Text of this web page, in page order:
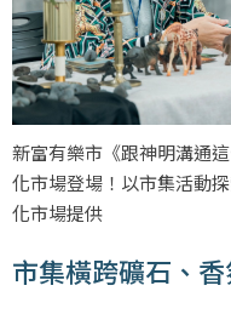
新富有樂市《跟神明溝通
化市場登場！以市集活動
化市場提供
市集橫跨礦石、